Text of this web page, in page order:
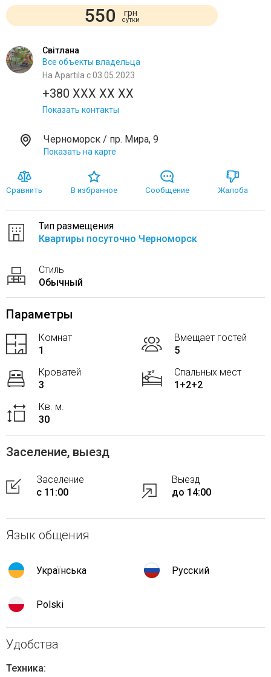
550 грн
сутки
Світлана
Все объекты владельца
На Apartila с 03.05.2023
+380 XXX XX XX
Показать контакты
Черноморск / пр. Мира, 9
Показать на карте
Сравнить В избранное Сообщение Жалоба
Тип размещения
Квартиры посуточно Черноморск
Стиль
Обычный
Параметры
Комнат
1
Вмещает гостей
5
Кроватей
3
Спальных мест
1+2+2
Кв. м.
30
Заселение, выезд
Заселение
с 11:00
Выезд
до 14:00
Язык общения
Українська Русский
Polski
Удобства
Техника: